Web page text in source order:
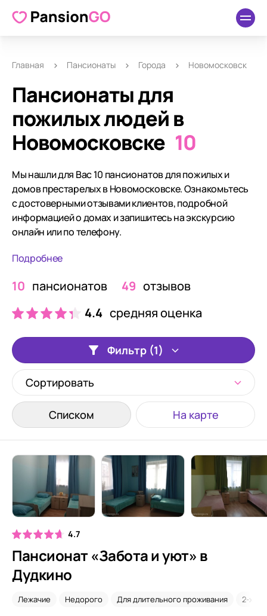
Главная Пансионаты Города Новомосковск
Пансионаты для
пожилых людей в
Новомосковске 10
Мы нашли для Вас 10 пансионатов для пожилых и
домов престарелых в Новомосковске. Ознакомьтесь
с достоверными отзывами клиентов, подробной
информацией о домах и запишитесь на экскурсию
онлайн или по телефону.
Подробнее
10 пансионатов 49 отзывов
4.4 средняя оценка
Фильтр (1)
Сортировать
Списком На карте
4.7
Пансионат «Забота и уют» в
Дудкино
Лежачие Недорого Для длительного проживания 2-х